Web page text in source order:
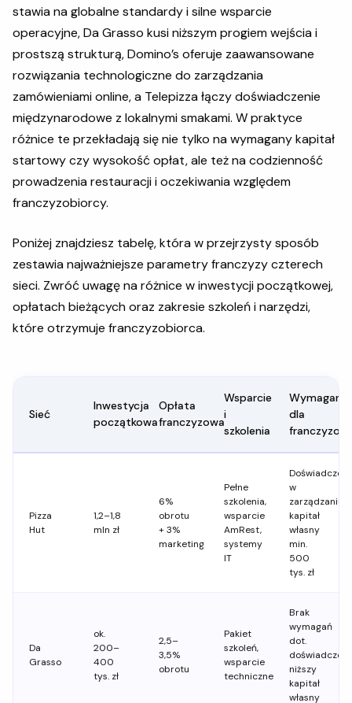
stawia na globalne standardy i silne wsparcie
operacyjne, Da Grasso kusi niższym progiem wejścia i
prostszą strukturą, Domino’s oferuje zaawansowane
rozwiązania technologiczne do zarządzania
zamówieniami online, a Telepizza łączy doświadczenie
międzynarodowe z lokalnymi smakami. W praktyce
różnice te przekładają się nie tylko na wymagany kapitał
startowy czy wysokość opłat, ale też na codzienność
prowadzenia restauracji i oczekiwania względem
franczyzobiorcy.
Poniżej znajdziesz tabelę, która w przejrzysty sposób
zestawia najważniejsze parametry franczyzy czterech
sieci. Zwróć uwagę na różnice w inwestycji początkowej,
opłatach bieżących oraz zakresie szkoleń i narzędzi,
które otrzymuje franczyzobiorca.
Sieć
Inwestycja
początkowa
Opłata
franczyzowa
Wsparcie
i
szkolenia
Wymagania
dla
Pizza
Hut
1,2–1,8
mln zł
6%
obrotu
+ 3%
marketing
Pełne
szkolenia,
wsparcie
AmRest,
systemy
IT
w
zarządzaniu,
kapitał
własny
min.
500
tys. zł
Da
Grasso
ok.
200–
400
tys. zł
2,5–
3,5%
obrotu
Pakiet
szkoleń,
wsparcie
techniczne
Brak
wymagań
dot.
niższy
kapitał
własny